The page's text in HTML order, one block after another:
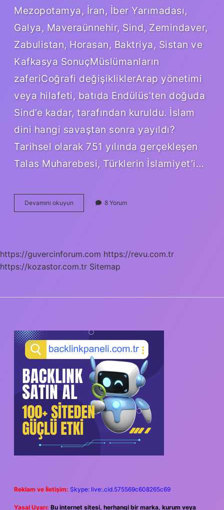
Mezopotamya, İran, İber Yarımadası,
Galya, Maveraünnehir, Sind, Zemindaver,
Zabulistan, Horasan, Baktriya, Sistan ve
Kafkasya SonuçMüslümanların
zaferiCoğrafi değişikliklerArap yönetimi
veya hilafeti, batıda Endülüs’ten doğuda
Sind’e kadar, tarafından kuruldu. İslam
dini hangi savaştan sonra yayıldı?
Tarihsel olarak 751 yılında gerçekleşen
Talas Muharebesi, Türklerin İslamiyet’i…
Devamını okuyun
Dini
8 Yorum
https://guvercinforum.com https://revu.com.tr
https://kozastor.com.tr Sitemap
SIDEBAR
Reklam ve İletişim: Skype: live:.cid.575569c608265c69
Yasal Uyarı: Bu internet sitesi, herhangi bir marka, kurum veya